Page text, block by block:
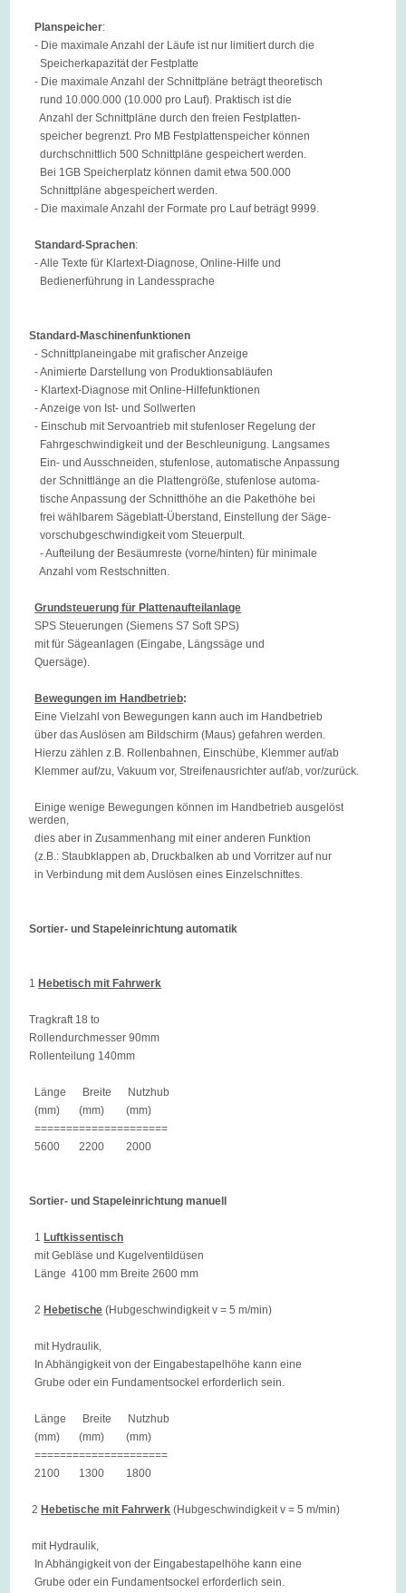
Planspeicher:
- Die maximale Anzahl der Läufe ist nur limitiert durch die
Speicherkapazität der Festplatte
- Die maximale Anzahl der Schnittpläne beträgt theoretisch
rund 10.000.000 (10.000 pro Lauf). Praktisch ist die
Anzahl der Schnittpläne durch den freien Festplatten-
speicher begrenzt. Pro MB Festplattenspeicher können
durchschnittlich 500 Schnittpläne gespeichert werden.
Bei 1GB Speicherplatz können damit etwa 500.000
Schnittpläne abgespeichert werden.
- Die maximale Anzahl der Formate pro Lauf beträgt 9999.
Standard-Sprachen:
- Alle Texte für Klartext-Diagnose, Online-Hilfe und
Bedienerführung in Landessprache
Standard-Maschinenfunktionen
- Schnittplaneingabe mit grafischer Anzeige
- Animierte Darstellung von Produktionsabläufen
- Klartext-Diagnose mit Online-Hilfefunktionen
- Anzeige von Ist- und Sollwerten
- Einschub mit Servoantrieb mit stufenloser Regelung der
Fahrgeschwindigkeit und der Beschleunigung. Langsames
Ein- und Ausschneiden, stufenlose, automatische Anpassung
der Schnittlänge an die Plattengröße, stufenlose automa-
tische Anpassung der Schnitthöhe an die Pakethöhe bei
frei wählbarem Sägeblatt-Überstand, Einstellung der Säge-
vorschubgeschwindigkeit vom Steuerpult.
- Aufteilung der Besäumreste (vorne/hinten) für minimale
Anzahl vom Restschnitten.
Grundsteuerung für Plattenaufteilanlage
SPS Steuerungen (Siemens S7 Soft SPS)
mit für Sägeanlagen (Eingabe, Längssäge und
Quersäge).
Bewegungen im Handbetrieb:
Eine Vielzahl von Bewegungen kann auch im Handbetrieb
über das Auslösen am Bildschirm (Maus) gefahren werden.
Hierzu zählen z.B. Rollenbahnen, Einschübe, Klemmer auf/ab
Klemmer auf/zu, Vakuum vor, Streifenausrichter auf/ab, vor/zurück.
Einige wenige Bewegungen können im Handbetrieb ausgelöst
werden,
dies aber in Zusammenhang mit einer anderen Funktion
(z.B.: Staubklappen ab, Druckbalken ab und Vorritzer auf nur
in Verbindung mit dem Auslösen eines Einzelschnittes.
Sortier- und Stapeleinrichtung automatik
1 Hebetisch mit Fahrwerk
Tragkraft 18 to
Rollendurchmesser 90mm
Rollenteilung 140mm
Länge Breite Nutzhub
(mm) (mm) (mm)
=====================
5600 2200 2000
Sortier- und Stapeleinrichtung manuell
1 Luftkissentisch
mit Gebläse und Kugelventildüsen
Länge 4100 mm Breite 2600 mm
2 Hebetische (Hubgeschwindigkeit v = 5 m/min)
mit Hydraulik,
In Abhängigkeit von der Eingabestapelhöhe kann eine
Grube oder ein Fundamentsockel erforderlich sein.
Länge Breite Nutzhub
(mm) (mm) (mm)
=====================
2100 1300 1800
2 Hebetische mit Fahrwerk (Hubgeschwindigkeit v = 5 m/min)
mit Hydraulik,
In Abhängigkeit von der Eingabestapelhöhe kann eine
Grube oder ein Fundamentsockel erforderlich sein.